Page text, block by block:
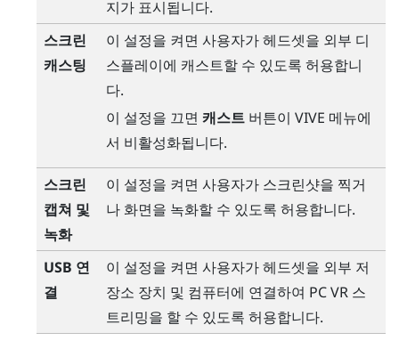
지가 표시됩니다.
스크린
캐스팅
이 설정을 켜면 사용자가 헤드셋을 외부 디
스플레이에 캐스트할 수 있도록 허용합니
다.
이 설정을 끄면 캐스트버튼이 VIVE 메뉴에
서 비활성화됩니다.
스크린
캡쳐 및
녹화
이 설정을 켜면 사용자가 스크린샷을 찍거
나 화면을 녹화할 수 있도록 허용합니다.
USB 연
결
이 설정을 켜면 사용자가 헤드셋을 외부 저
장소 장치 및 컴퓨터에 연결하여 PC VR 스
트리밍을 할 수 있도록 허용합니다.